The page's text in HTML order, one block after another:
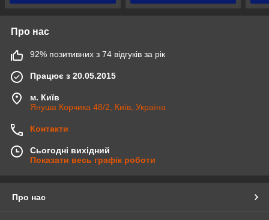
Про нас
92% позитивних з 74 відгуків за рік
Працює з 20.05.2015
м. Київ
Януша Корчика 48/2, Київ, Україна
Контакти
Сьогодні вихідний
Показати весь графік роботи
Про нас